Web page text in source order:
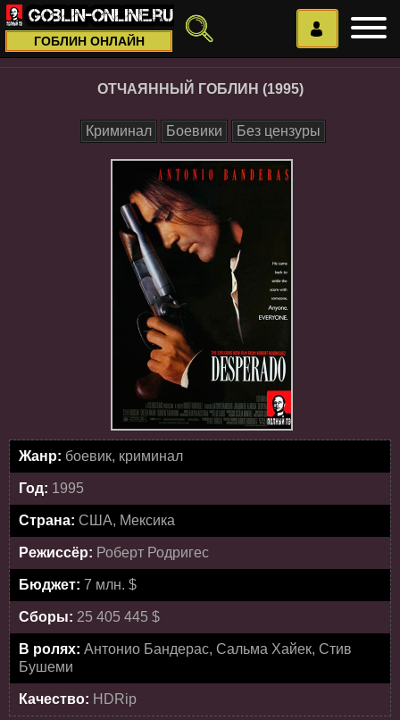
ГОБЛИН ОНЛАЙН
ОТЧАЯННЫЙ ГОБЛИН (1995)
Криминал Боевики Без цензуры
Жанр: боевик, криминал
Год: 1995
Страна: США, Мексика
Режиссёр: Роберт Родригес
Бюджет: 7 млн. $
Сборы: 25 405 445 $
В ролях: Антонио Бандерас, Сальма Хайек, Стив
Бушеми
Качество: HDRip